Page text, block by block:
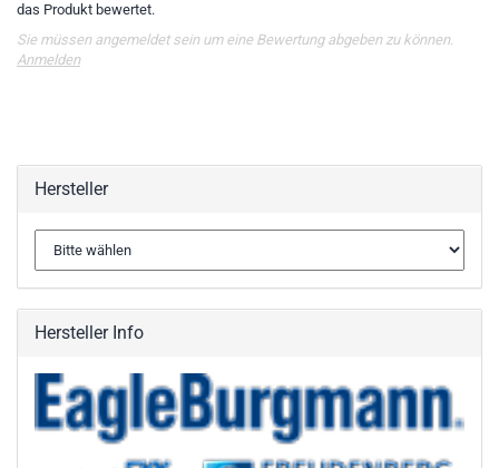
das Produkt bewertet.
Sie müssen angemeldet sein um eine Bewertung abgeben zu können.
Anmelden
Hersteller
Hersteller Info